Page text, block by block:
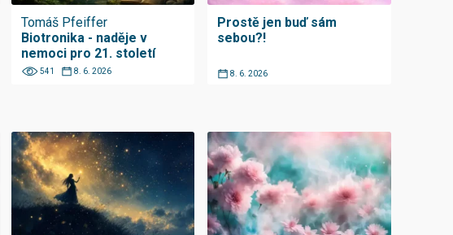
Tomáš Pfeiffer
Biotronika - naděje v
nemoci pro 21. století
541 8. 6. 2026
Prostě jen buď sám
sebou?!
8. 6. 2026